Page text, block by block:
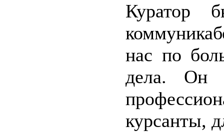
Куратор
нас по
дела. Он
курсанты,